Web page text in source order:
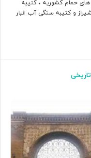
حمام کشوریه ، کتیبه
و کتیبه سنگی آب انبار